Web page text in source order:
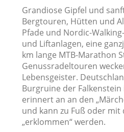
Grandiose Gipfel und
Bergtouren, Hütten und
Pfade und Nordic-
und Liftanlagen, eine
km lange MTB-Marathon
Genussradeltouren
Lebensgeister.
Burgruine der
erinnert an an den
und kann zu Fuß oder mit
„erklommen“ werden.